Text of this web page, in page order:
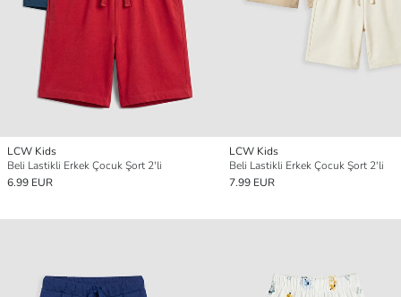
LCW Kids
Beli Lastikli Erkek Çocuk Şort 2'li
6.99 EUR
LCW Kids
Beli Lastikli Erkek Çocuk Şort 2'li
7.99 EUR